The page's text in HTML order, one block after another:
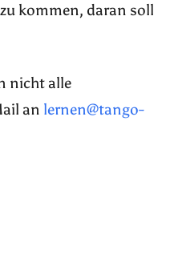
kommen, daran soll
nicht alle
an lernen@tango-